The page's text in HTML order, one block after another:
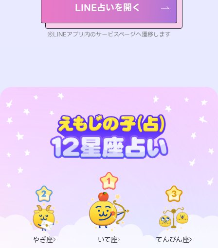
LINE占いを開く
※LINEアプリ内のサービスページへ遷移します
やぎ座 いて座 てんびん座